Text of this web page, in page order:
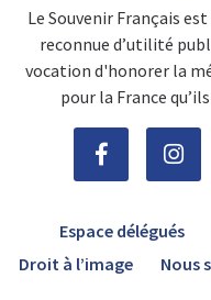
Le Souvenir Français
reconnue d’utilité
vocation d'honorer la
pour la France
Espace délégués
Droit à l’image
Nous